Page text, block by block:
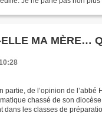
ELLE MA MÈRE…
partie, de l’opinion de l’abbé
chassé de son
dans les classes de